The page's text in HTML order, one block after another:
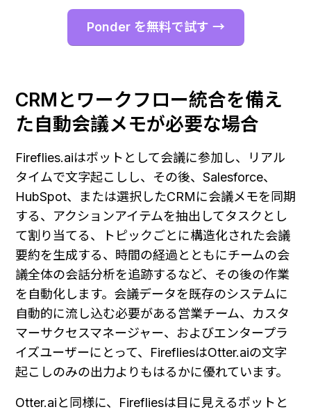
Ponder を無料で試す →
CRMとワークフロー統合を備え
た自動会議メモが必要な場合
Fireflies.aiはボットとして会議に参加し、リアル
タイムで文字起こしし、その後、Salesforce、
HubSpot、または選択したCRMに会議メモを同期
する、アクションアイテムを抽出してタスクとし
て割り当てる、トピックごとに構造化された会議
要約を生成する、時間の経過とともにチームの会
議全体の会話分析を追跡するなど、その後の作業
を自動化します。会議データを既存のシステムに
自動的に流し込む必要がある営業チーム、カスタ
マーサクセスマネージャー、およびエンタープラ
イズユーザーにとって、FirefliesはOtter.aiの文字
起こしのみの出力よりもはるかに優れています。
Otter.aiと同様に、Firefliesは目に見えるボットと